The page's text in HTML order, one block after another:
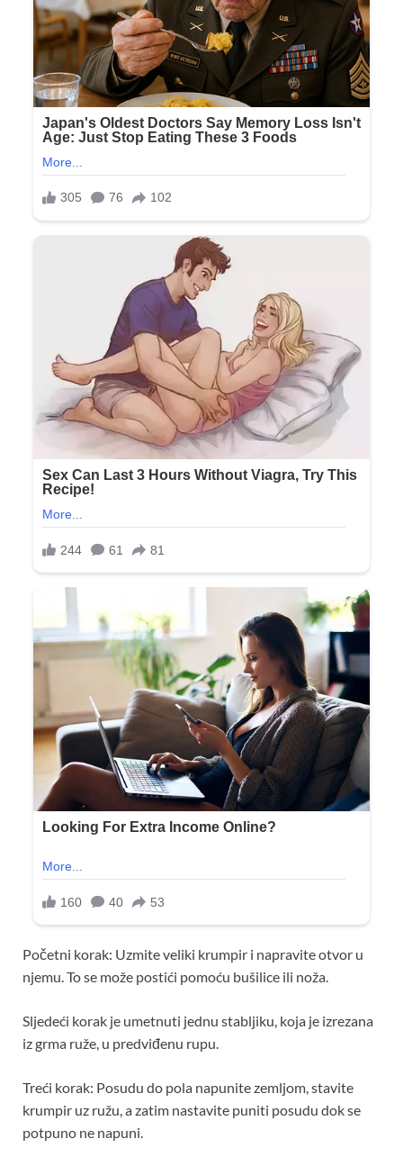
Početni korak: Uzmite veliki krumpir i napravite otvor u
njemu. To se može postići pomoću bušilice ili noža.
Sljedeći korak je umetnuti jednu stabljiku, koja je izrezana
iz grma ruže, u predviđenu rupu.
Treći korak: Posudu do pola napunite zemljom, stavite
krumpir uz ružu, a zatim nastavite puniti posudu dok se
potpuno ne napuni.